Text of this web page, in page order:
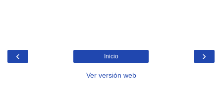
‹ ›
Inicio
Ver versión web